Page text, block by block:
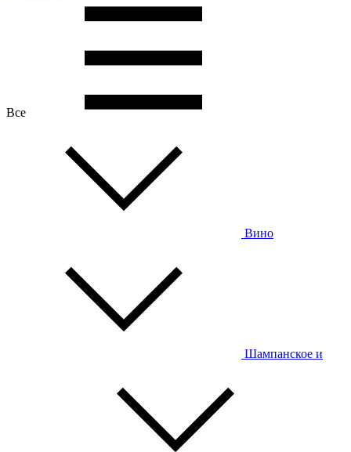
Все
Вино
Шампанское и